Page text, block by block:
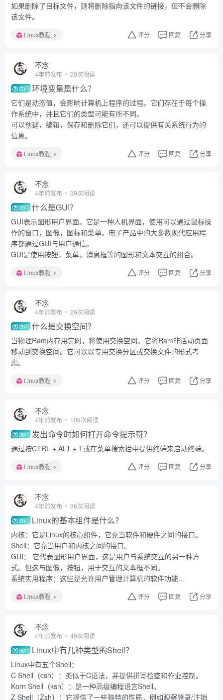
如果删除了目标文件，则将删除指向该文件的链接，但不会删除
该文件。
Linux教程 评分 回复 分享
不念
4年前发布 20次阅读
提问 环境变量是什么？
它们是动态值，会影响计算机上程序的过程。它们存在于每个操
作系统中，并且它们的类型可能有所不同。
可以创建，编辑，保存和删除它们，还可以提供有关系统行为的
信息。
Linux教程 评分 回复 分享
不念
4年前发布 39次阅读
提问 什么是GUI？
GUI表示图形用户界面。它是一种人机界面，使用可以通过鼠标操
作的窗口，图像，图标和菜单。电子产品中的大多数现代应用程
序都通过GUI与用户通信。
GUI是使用按钮，菜单，消息框等的图形和文本交互的组合。
Linux教程 评分 回复 分享
不念
4年前发布 29次阅读
提问 什么是交换空间？
当物理Ram内存用完时，将使用交换空间。它将Ram非活动页面
移动到交换空间。它可以以专用交换分区或交换文件的形式考
虑。
Linux教程 评分 回复 分享
不念
4年前发布 109次阅读
提问 发出命令时如何打开命令提示符？
通过按CTRL + ALT + T或在菜单搜索栏中提供终端来启动终端。
Linux教程 评分 回复 分享
不念
4年前发布 36次阅读
提问 Linux的基本组件是什么？
内核：它是Linux的核心组件，它充当软件和硬件之间的接口。
Shell：它充当用户和内核之间的接口。
GUI： 它代表图形用户界面，这是用户与系统交互的另一种方
式。但这与图像，按钮，用于交互的文本框不同。
系统实用程序：这些是允许用户管理计算机的软件功能...
Linux教程 评分 回复 分享
不念
4年前发布 40次阅读
提问 Linux中有几种类型的Shell？
Linux中有五个Shell：
C Shell（csh）：类似于C语法，并提供拼写检查和作业控制。
Korn Shell（ksh）：是一种高级编程语言Shell。
Z Shell（Zsh）：它提供了一些独特的性质，例如观察登录/注销